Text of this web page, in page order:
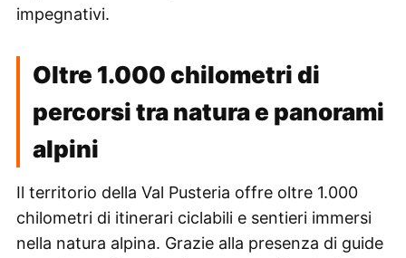
impegnativi.
Oltre 1.000 chilometri di
percorsi tra natura e panorami
alpini
Il territorio della Val Pusteria offre oltre 1.000
chilometri di itinerari ciclabili e sentieri immersi
nella natura alpina. Grazie alla presenza di guide